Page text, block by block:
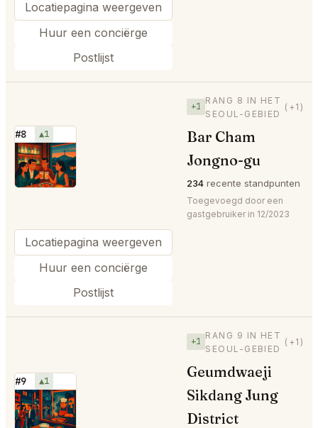
Locatiepagina weergeven
Huur een conciërge
Postlijst
#8 ▲1
⭐
+1
RANG 8 IN HET
SEOUL-GEBIED
(+1)
Bar Cham
Jongno-gu
234 recente standpunten
Toegevoegd door een
gastgebruiker in 12/2023
Locatiepagina weergeven
Huur een conciërge
Postlijst
#9 ▲1
⭐
+1
RANG 9 IN HET
SEOUL-GEBIED
(+1)
Geumdwaeji
Sikdang Jung
District